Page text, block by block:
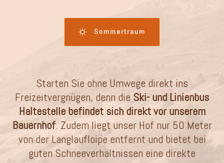
Sommertraum
Starten Sie ohne Umwege direkt ins
Freizeitvergnügen, denn die Ski- und Linienbus
Haltestelle befindet sich direkt vor unserem
Bauernhof. Zudem liegt unser Hof nur 50 Meter
von der Langlaufloipe entfernt und bietet bei
guten Schneeverhältnissen eine direkte